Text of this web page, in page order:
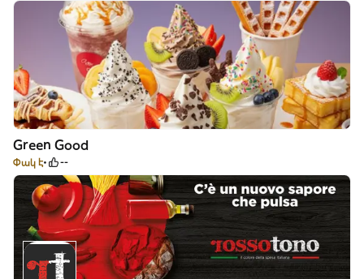
Green Good
Փակ է --